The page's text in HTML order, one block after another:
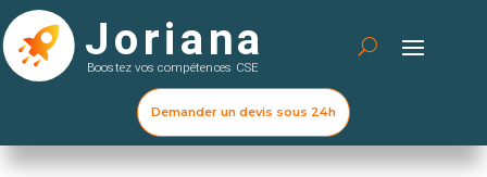
Demander un devis sous 24h